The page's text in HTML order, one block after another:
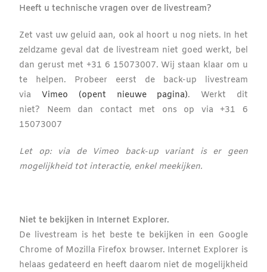
Heeft u technische vragen over de livestream?
Zet vast uw geluid aan, ook al hoort u nog niets. In het
zeldzame geval dat de livestream niet goed werkt, bel
dan gerust met +31 6 15073007. Wij staan klaar om u
te helpen. Probeer eerst de back-up livestream
viaVimeo (opent nieuwe pagina). Werkt dit
niet? Neem dan contact met ons op via
+31 6
15073007
Let op: via de Vimeo back-up variant is er geen
mogelijkheid tot interactie, enkel meekijken.
Niet te bekijken in Internet Explorer.
De livestream is het beste te bekijken in een Google
Chrome of Mozilla Firefox browser. Internet Explorer is
helaas gedateerd en heeft daarom niet de mogelijkheid